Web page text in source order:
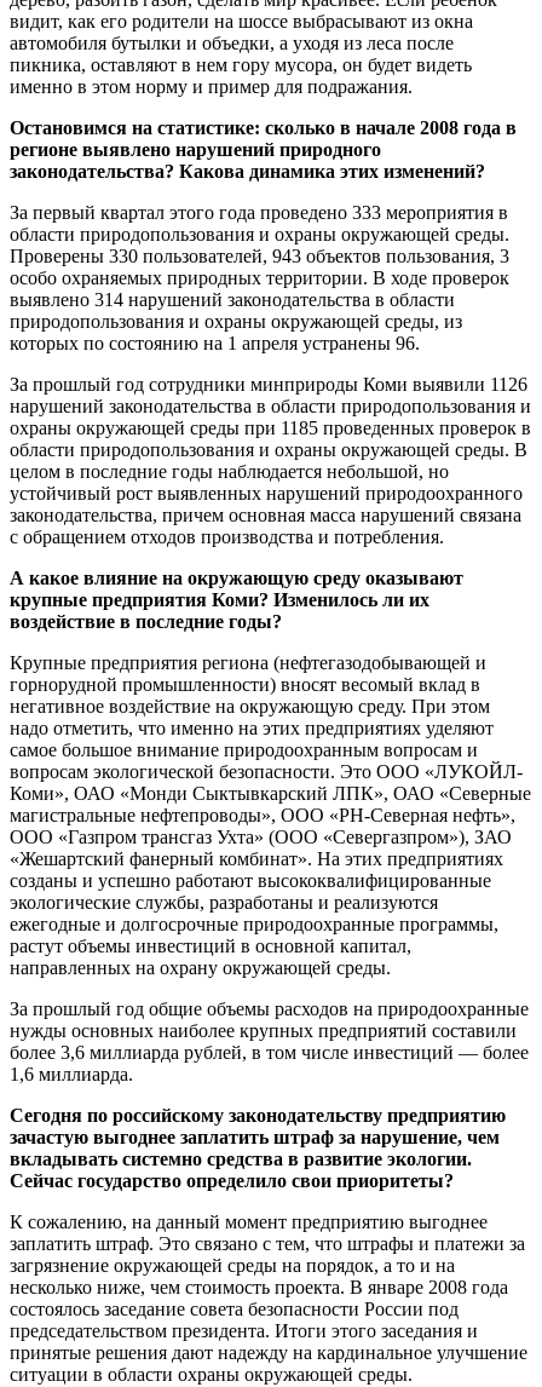
видит, как его родители на шоссе выбрасывают из окна
автомобиля бутылки и объедки, а уходя из леса после
пикника, оставляют в нем гору мусора, он будет видеть
именно в этом норму и пример для подражания.
Остановимся на статистике: сколько в начале 2008 года в
регионе выявлено нарушений природного
законодательства? Какова динамика этих изменений?
За первый квартал этого года проведено 333 мероприятия в
области природопользования и охраны окружающей среды.
Проверены 330 пользователей, 943 объектов пользования, 3
особо охраняемых природных территории. В ходе проверок
выявлено 314 нарушений законодательства в области
природопользования и охраны окружающей среды, из
которых по состоянию на 1 апреля устранены 96.
За прошлый год сотрудники минприроды Коми выявили 1126
нарушений законодательства в области природопользования и
охраны окружающей среды при 1185 проведенных проверок в
области природопользования и охраны окружающей среды. В
целом в последние годы наблюдается небольшой, но
устойчивый рост выявленных нарушений природоохранного
законодательства, причем основная масса нарушений связана
с обращением отходов производства и потребления.
А какое влияние на окружающую среду оказывают
крупные предприятия Коми? Изменилось ли их
воздействие в последние годы?
Крупные предприятия региона (нефтегазодобывающей и
горнорудной промышленности) вносят весомый вклад в
негативное воздействие на окружающую среду. При этом
надо отметить, что именно на этих предприятиях уделяют
самое большое внимание природоохранным вопросам и
вопросам экологической безопасности. Это ООО «ЛУКОЙЛ-
Коми», ОАО «Монди Сыктывкарский ЛПК», ОАО «Северные
магистральные нефтепроводы», ООО «РН-Северная нефть»,
ООО «Газпром трансгаз Ухта» (ООО «Севергазпром»), ЗАО
«Жешартский фанерный комбинат». На этих предприятиях
созданы и успешно работают высококвалифицированные
экологические службы, разработаны и реализуются
ежегодные и долгосрочные природоохранные программы,
растут объемы инвестиций в основной капитал,
направленных на охрану окружающей среды.
За прошлый год общие объемы расходов на природоохранные
нужды основных наиболее крупных предприятий составили
более 3,6 миллиарда рублей, в том числе инвестиций — более
1,6 миллиарда.
Сегодня по российскому законодательству предприятию
зачастую выгоднее заплатить штраф за нарушение, чем
вкладывать системно средства в развитие экологии.
Сейчас государство определило свои приоритеты?
К сожалению, на данный момент предприятию выгоднее
заплатить штраф. Это связано с тем, что штрафы и платежи за
загрязнение окружающей среды на порядок, а то и на
несколько ниже, чем стоимость проекта. В январе 2008 года
состоялось заседание совета безопасности России под
председательством президента. Итоги этого заседания и
принятые решения дают надежду на кардинальное улучшение
ситуации в области охраны окружающей среды.